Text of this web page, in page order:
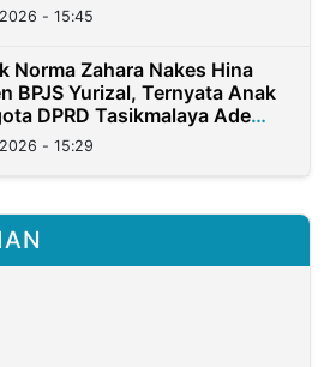
- 15:45
Norma Zahara Nakes Hina
BPJS Yurizal, Ternyata Anak
DPRD Tasikmalaya Ade
- 15:29